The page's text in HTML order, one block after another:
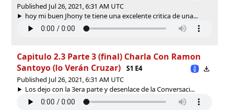
Published Jul 26, 2021, 6:31 AM UTC
hoy mi buen Jhony te tiene una excelente critica de una...
Capitulo 2.3 Parte 3 (final) Charla Con Ramon
Santoyo (lo Verán Cruzar)
S1 E4
Published Jul 26, 2021, 6:31 AM UTC
Los dejo con la 3era parte y desenlace de la Conversaci...